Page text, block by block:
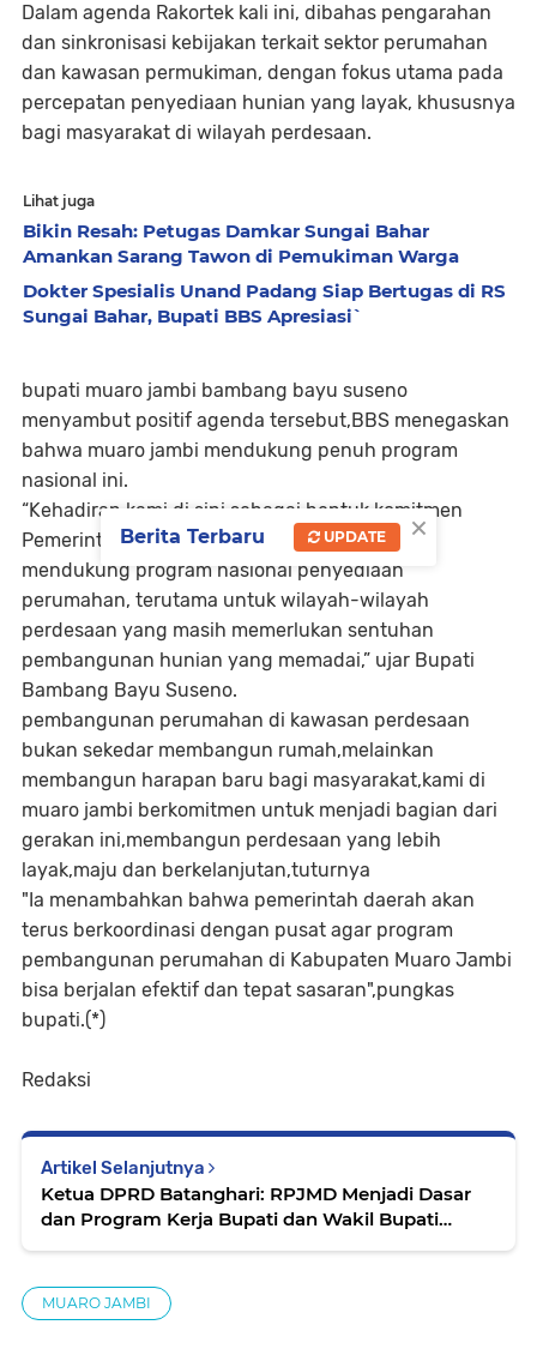
Dalam agenda Rakortek kali ini, dibahas pengarahan
dan sinkronisasi kebijakan terkait sektor perumahan
dan kawasan permukiman, dengan fokus utama pada
percepatan penyediaan hunian yang layak, khususnya
bagi masyarakat di wilayah perdesaan.
Lihat juga
Bikin Resah: Petugas Damkar Sungai Bahar
Amankan Sarang Tawon di Pemukiman Warga
Dokter Spesialis Unand Padang Siap Bertugas di RS
Sungai Bahar, Bupati BBS Apresiasi`
bupati muaro jambi bambang bayu suseno
menyambut positif agenda tersebut,BBS menegaskan
bahwa muaro jambi mendukung penuh program
nasional ini.
“Kehadiran kami di sini sebagai bentuk komitmen
Pemerintah Kabupaten muaro jambi dalam
mendukung program nasional penyediaan
perumahan, terutama untuk wilayah-wilayah
perdesaan yang masih memerlukan sentuhan
pembangunan hunian yang memadai,” ujar Bupati
Bambang Bayu Suseno.
pembangunan perumahan di kawasan perdesaan
bukan sekedar membangun rumah,melainkan
membangun harapan baru bagi masyarakat,kami di
muaro jambi berkomitmen untuk menjadi bagian dari
gerakan ini,membangun perdesaan yang lebih
layak,maju dan berkelanjutan,tuturnya
"Ia menambahkan bahwa pemerintah daerah akan
terus berkoordinasi dengan pusat agar program
pembangunan perumahan di Kabupaten Muaro Jambi
bisa berjalan efektif dan tepat sasaran",pungkas
bupati.(*)
Redaksi
Artikel Selanjutnya
Ketua DPRD Batanghari: RPJMD Menjadi Dasar
dan Program Kerja Bupati dan Wakil Bupati
MUARO JAMBI
×
Berita Terbaru UPDATE